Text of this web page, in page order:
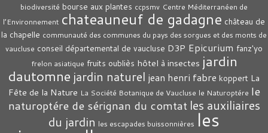
biodiversité bourse aux plantes ccpsmv Centre Méditerranéen de
l’Environnement chateauneuf de gadagne château de
la chapelle communauté des communes du pays des sorgues et des monts de
vaucluse conseil départemental de vaucluse D3P Epicurium fanz'yo
frelon asiatique fruits oubliès hôtel à insectes jardin
dautomne jardin naturel jean henri fabre koppert La
Fête de la Nature La Société Botanique de Vaucluse le Naturoptére le
naturoptére de sérignan du comtat les auxiliaires
du jardin les escapades buissonnières les